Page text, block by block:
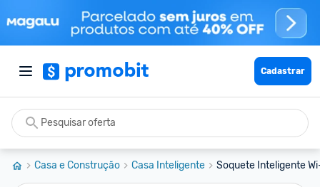
Cadastrar
Casa e Construção Casa Inteligente Soquete Inteligente